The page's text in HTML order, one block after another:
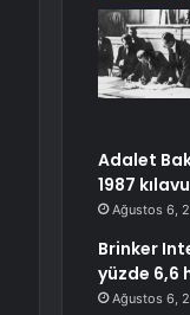
Adalet
1987
Ağustos 6,
Brinker
yüzde 6,6
Ağustos 6,